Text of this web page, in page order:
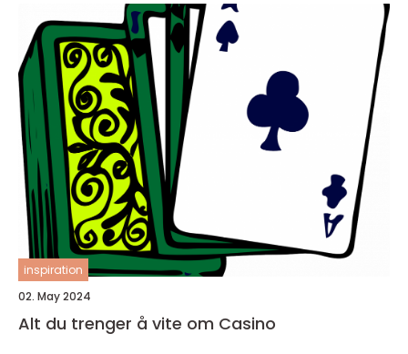
inspiration
02. May 2024
Alt du trenger å vite om Casino